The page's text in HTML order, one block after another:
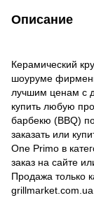
Описание
Керамический
шоуруме
лучшим ценам с
купить любую
барбекю (BBQ)
заказать или
One Primo в
заказ на сайте
Продажа только